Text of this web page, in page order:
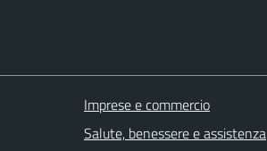
Imprese e commercio
Salute, benessere e assistenza